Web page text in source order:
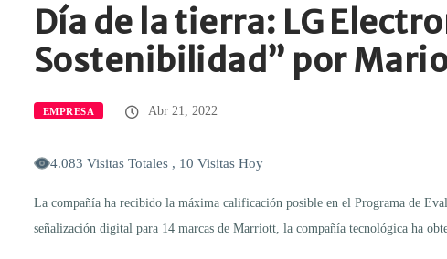
Día de la tierra: LG
Sostenibilidad” por
EMPRESA Abr 21, 2022
4.083 Visitas Totales , 10 Visitas Hoy
La compañía ha recibido la máxima calificación posible en el Programa de
señalización digital para 14 marcas de Marriott, la compañía tecnológica ha